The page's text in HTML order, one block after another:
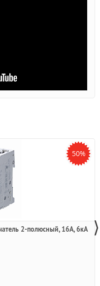
50%
2-полюсный, 16А, 6кА ⟩